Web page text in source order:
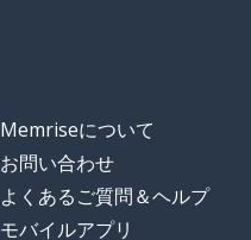
Memriseについて
お問い合わせ
よくあるご質問＆ヘルプ
モバイルアプリ